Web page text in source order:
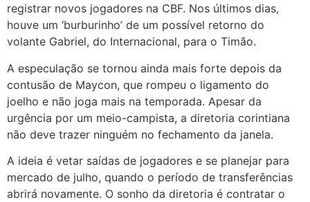
registrar novos jogadores na CBF. Nos últimos dias,
houve um ‘burburinho’ de um possível retorno do
volante Gabriel, do Internacional, para o Timão.
A especulação se tornou ainda mais forte depois da
contusão de Maycon, que rompeu o ligamento do
joelho e não joga mais na temporada. Apesar da
urgência por um meio-campista, a diretoria corintiana
não deve trazer ninguém no fechamento da janela.
A ideia é vetar saídas de jogadores e se planejar para
mercado de julho, quando o período de transferências
abrirá novamente. O sonho da diretoria é contratar o